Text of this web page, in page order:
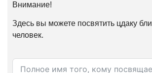
Внимание!
Здесь вы можете посвятить цдаку
человек.